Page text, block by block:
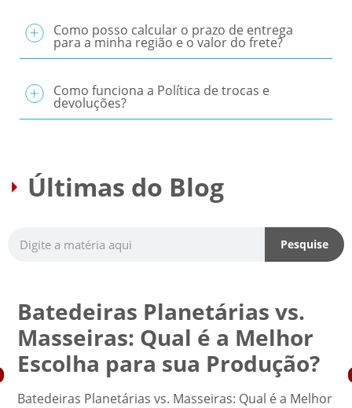
Como posso calcular o prazo de entrega
para a minha região e o valor do frete?
Como funciona a Política de trocas e
devoluções?
Últimas do Blog
Pesquise
Batedeiras Planetárias vs.
Masseiras: Qual é a Melhor
Escolha para sua Produção?
Batedeiras Planetárias vs. Masseiras: Qual é a Melhor